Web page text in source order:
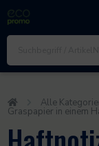
Alle
Graspapier in einem